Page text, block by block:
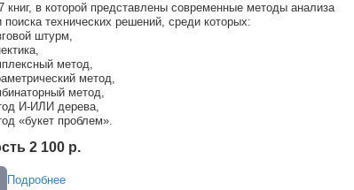
книг, в которой представлены современные методы анализа
поиска технических решений, среди которых:
штурм,
метод,
метод,
метод,
И-ИЛИ дерева,
«букет проблем».
2 100 р.
Подробнее